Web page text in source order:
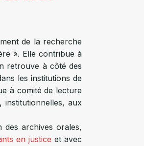
de la recherche
». Elle contribue à
retrouve à côté des
les institutions de
à comité de lecture
institutionnelles, aux
des archives orales,
en justice et avec